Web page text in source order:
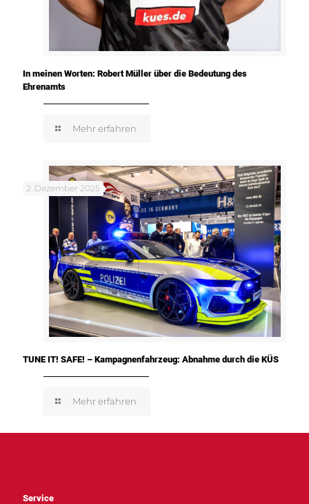
In meinen Worten: Robert Müller über die Bedeutung des
Ehrenamts
Mehr erfahren
2. Dezember 2025
TUNE IT! SAFE! – Kampagnenfahrzeug: Abnahme durch die KÜS
Mehr erfahren
Service